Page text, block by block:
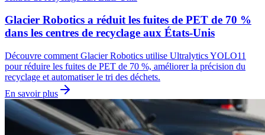
Glacier Robotics a réduit les fuites de PET de 70 %
dans les centres de recyclage aux États-Unis
Découvre comment Glacier Robotics utilise Ultralytics YOLO11
pour réduire les fuites de PET de 70 %, améliorer la précision du
recyclage et automatiser le tri des déchets.
En savoir plus